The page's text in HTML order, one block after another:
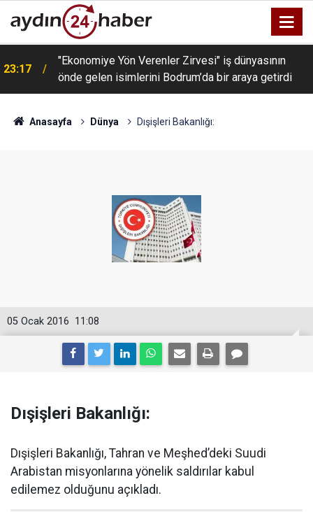
23:17
"Ekonomiye Yön Verenler Zirvesi" iş dünyasının
önde gelen isimlerini Bodrum’da bir araya getirdi
Anasayfa Dünya Dışişleri Bakanlığı:
11:08
05 Ocak 2016
Dışişleri Bakanlığı:
Dışişleri Bakanlığı, Tahran ve Meşhed’deki Suudi
Arabistan misyonlarına yönelik saldırılar kabul
edilemez olduğunu açıkladı.